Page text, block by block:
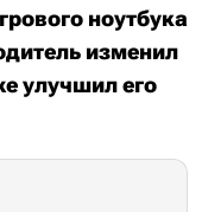
ноутбука
изменил
улучшил его